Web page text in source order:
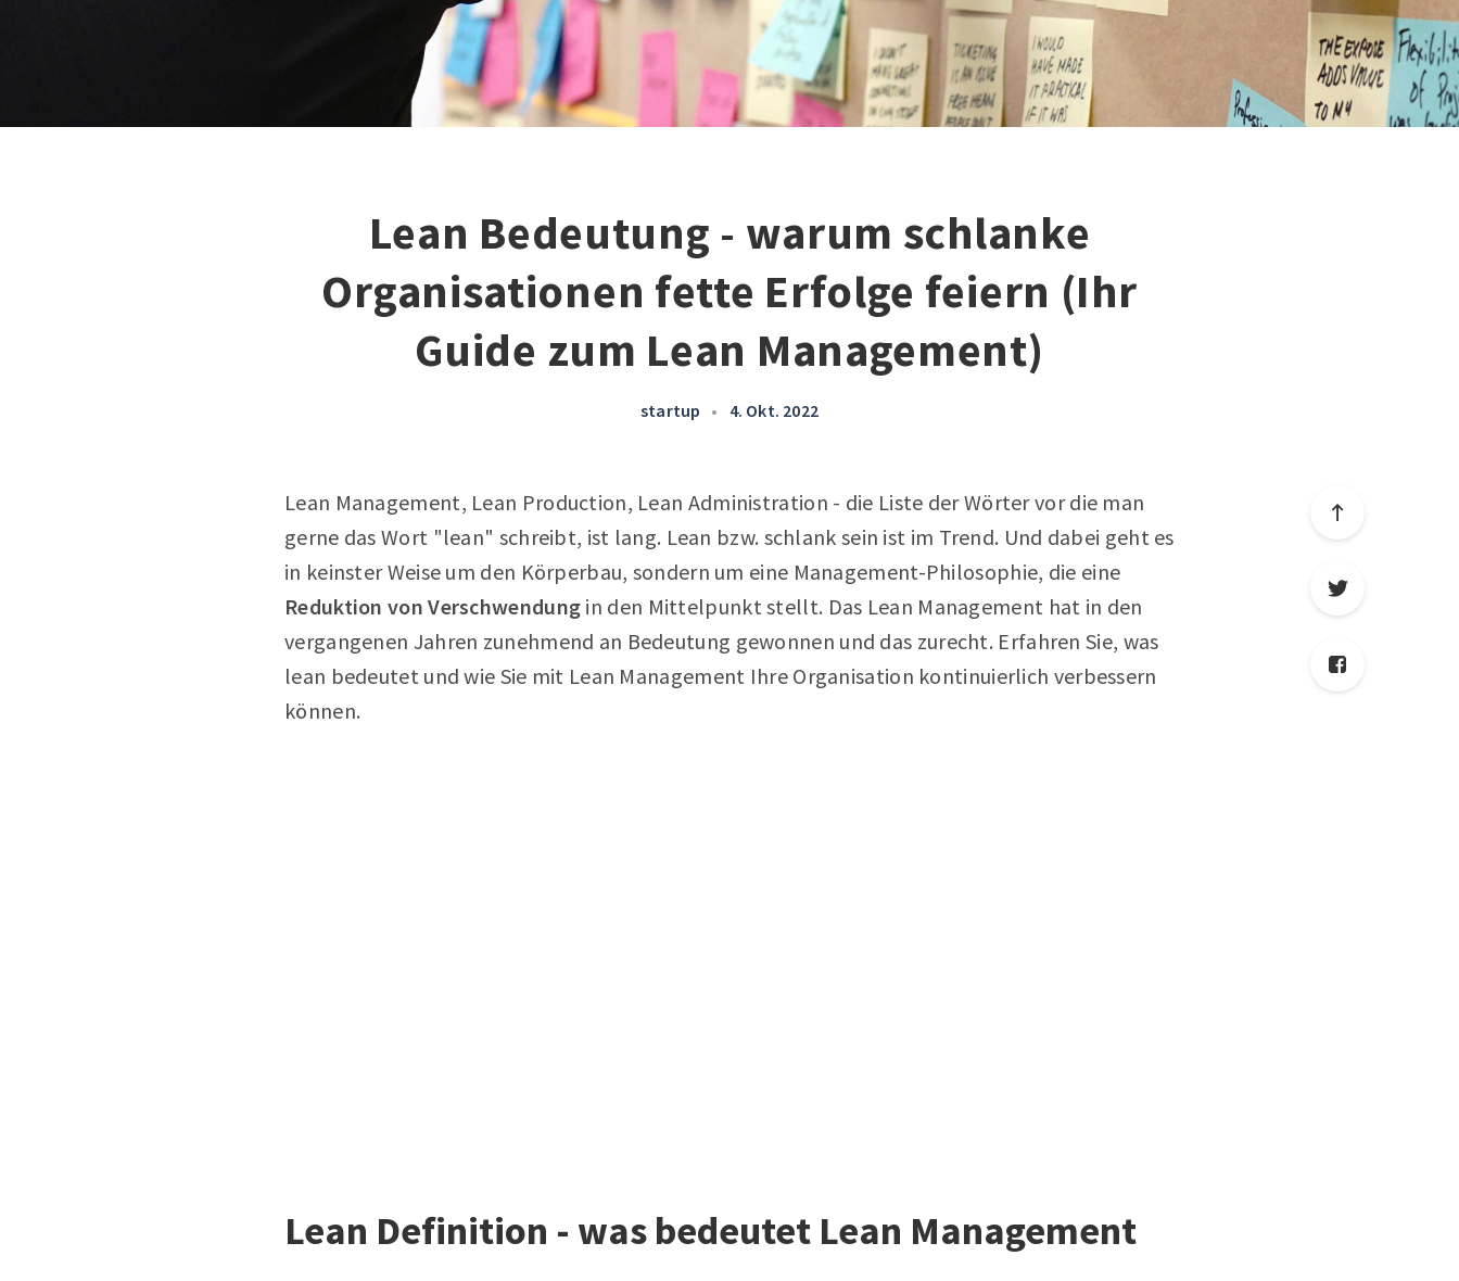
Lean Bedeutung - warum schlanke
Organisationen fette Erfolge feiern (Ihr
Guide zum Lean Management)
startup • 4. Okt. 2022
Lean Management, Lean Production, Lean Administration - die Liste der Wörter vor die man
gerne das Wort "lean" schreibt, ist lang. Lean bzw. schlank sein ist im Trend. Und dabei geht es
in keinster Weise um den Körperbau, sondern um eine Management-Philosophie, die eine
Reduktion von Verschwendung in den Mittelpunkt stellt. Das Lean Management hat in den
vergangenen Jahren zunehmend an Bedeutung gewonnen und das zurecht. Erfahren Sie, was
lean bedeutet und wie Sie mit Lean Management Ihre Organisation kontinuierlich verbessern
können.
Lean Definition - was bedeutet Lean Management